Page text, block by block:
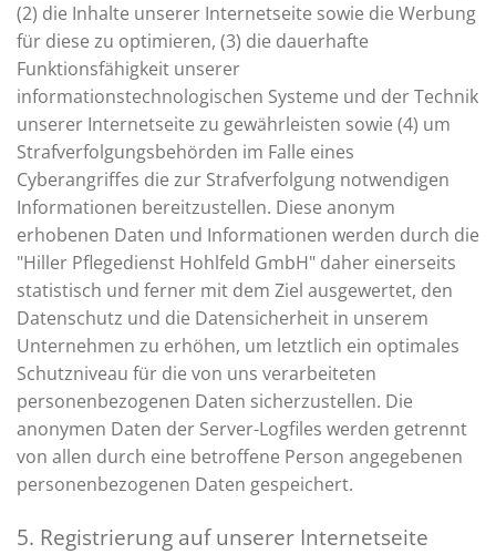
(2) die Inhalte unserer Internetseite sowie die Werbung
für diese zu optimieren, (3) die dauerhafte
Funktionsfähigkeit unserer
informationstechnologischen Systeme und der Technik
unserer Internetseite zu gewährleisten sowie (4) um
Strafverfolgungsbehörden im Falle eines
Cyberangriffes die zur Strafverfolgung notwendigen
Informationen bereitzustellen. Diese anonym
erhobenen Daten und Informationen werden durch die
"Hiller Pflegedienst Hohlfeld GmbH" daher einerseits
statistisch und ferner mit dem Ziel ausgewertet, den
Datenschutz und die Datensicherheit in unserem
Unternehmen zu erhöhen, um letztlich ein optimales
Schutzniveau für die von uns verarbeiteten
personenbezogenen Daten sicherzustellen. Die
anonymen Daten der Server-Logfiles werden getrennt
von allen durch eine betroffene Person angegebenen
personenbezogenen Daten gespeichert.
5. Registrierung auf unserer Internetseite